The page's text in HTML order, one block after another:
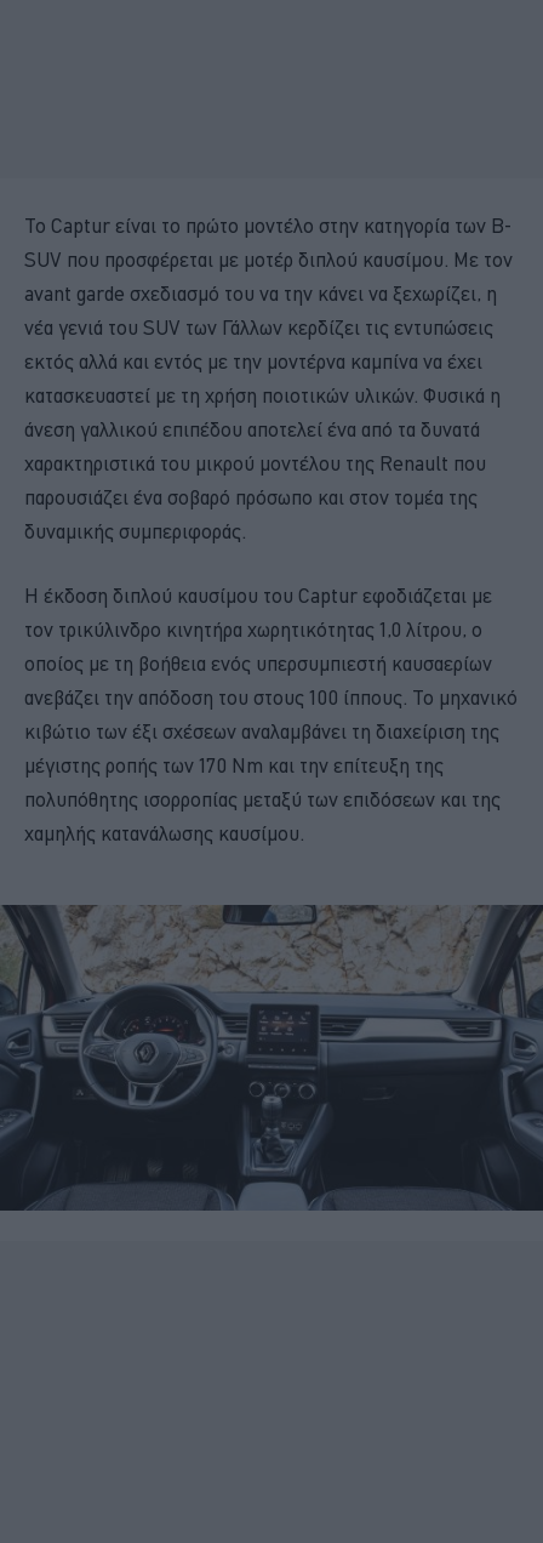
Το Captur είναι το πρώτο μοντέλο στην κατηγορία των B-
SUV που προσφέρεται με μοτέρ διπλού καυσίμου. Με τον
avant garde σχεδιασμό του να την κάνει να ξεχωρίζει, η
νέα γενιά του SUV των Γάλλων κερδίζει τις εντυπώσεις
εκτός αλλά και εντός με την μοντέρνα καμπίνα να έχει
κατασκευαστεί με τη χρήση ποιοτικών υλικών. Φυσικά η
άνεση γαλλικού επιπέδου αποτελεί ένα από τα δυνατά
χαρακτηριστικά του μικρού μοντέλου της Renault που
παρουσιάζει ένα σοβαρό πρόσωπο και στον τομέα της
δυναμικής συμπεριφοράς.
Η έκδοση διπλού καυσίμου του Captur εφοδιάζεται με
τον τρικύλινδρο κινητήρα χωρητικότητας 1,0 λίτρου, ο
οποίος με τη βοήθεια ενός υπερσυμπιεστή καυσαερίων
ανεβάζει την απόδοση του στους 100 ίππους. Το μηχανικό
κιβώτιο των έξι σχέσεων αναλαμβάνει τη διαχείριση της
μέγιστης ροπής των 170 Nm και την επίτευξη της
πολυπόθητης ισορροπίας μεταξύ των επιδόσεων και της
χαμηλής κατανάλωσης καυσίμου.